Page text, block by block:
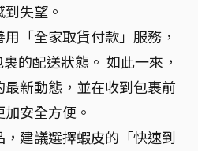
失望。
「全家取貨付款」服務，
的配送狀態。 如此一來，
新動態，並在收到包裹前
安全方便。
建議選擇蝦皮的「快速到